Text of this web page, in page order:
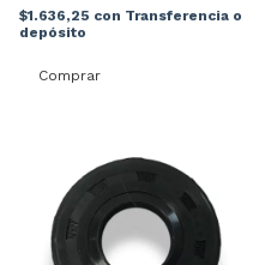
$1.636,25 con Transferencia o
depósito